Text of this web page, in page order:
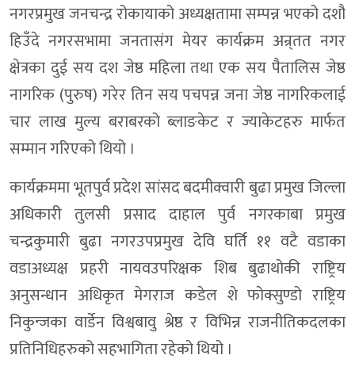
नगरप्रमुख जनचन्द्र रोकायाको अध्यक्षतामा सम्पन्न भएको दशौ
हिउँदे नगरसभामा जनतासंग मेयर कार्यक्रम अन्र्तत नगर
क्षेत्रका दुई सय दश जेष्ठ महिला तथा एक सय पैतालिस जेष्ठ
नागरिक (पुरुष) गरेर तिन सय पचपन्न जना जेष्ठ नागरिकलाई
चार लाख मुल्य बराबरको ब्लाङकेट र ज्याकेटहरु मार्फत
सम्मान गरिएको थियो ।
कार्यक्रममा भूतपुर्व प्रदेश सांसद बदमीक्वारी बुढा प्रमुख जिल्ला
अधिकारी तुलसी प्रसाद दाहाल पुर्व नगरकाबा प्रमुख
चन्द्रकुमारी बुढा नगरउपप्रमुख देवि घर्ति ११ वटै वडाका
वडाअध्यक्ष प्रहरी नायवउपरिक्षक शिब बुढाथोकी राष्ट्रिय
अनुसन्धान अधिकृत मेगराज कडेल शे फोक्सुण्डो राष्ट्रिय
निकुन्जका वार्डेन विश्वबावु श्रेष्ठ र विभिन्न राजनीतिकदलका
प्रतिनिधिहरुको सहभागिता रहेको थियो ।